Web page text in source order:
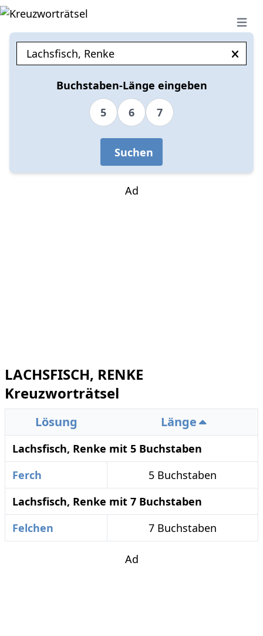
Open
Buchstaben-Länge eingeben
5
6 7
Suchen
Ad
LACHSFISCH, RENKE
Kreuzworträtsel
Lösung Länge
Lachsfisch, Renke mit 5 Buchstaben
Ferch
5 Buchstaben
Lachsfisch, Renke mit 7 Buchstaben
Felchen
7 Buchstaben
Ad